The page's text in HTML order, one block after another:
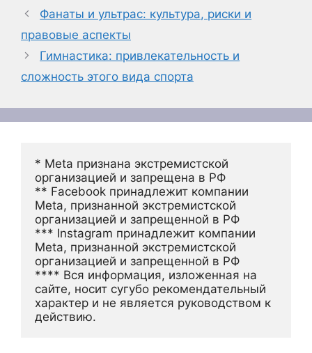
Фанаты и ультрас: культура, риски и
правовые аспекты
Гимнастика: привлекательность и
сложность этого вида спорта
* Meta признана экстремистской
организацией и запрещена в РФ
** Facebook принадлежит компании
Meta, признанной экстремистской
организацией и запрещенной в РФ
*** Instagram принадлежит компании
Meta, признанной экстремистской
организацией и запрещенной в РФ
**** Вся информация, изложенная на
сайте, носит сугубо рекомендательный
характер и не является руководством к
действию.